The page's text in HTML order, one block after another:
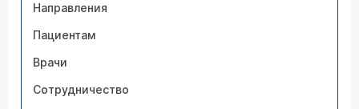
Направления
Пациентам
Врачи
Сотрудничество